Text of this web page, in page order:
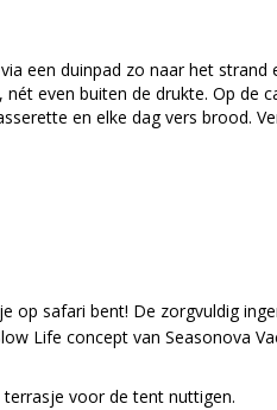
een duinpad zo naar het strand
even buiten de drukte. Op de
en elke dag vers brood.
op safari bent! De zorgvuldig
Life concept van Seasonova
voor de tent nuttigen.